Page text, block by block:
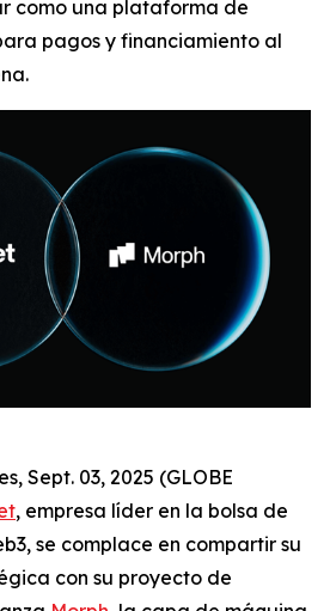
como una plataforma de
pagos y financiamiento al
Sept. 03, 2025 (GLOBE
, empresa líder en la bolsa de
se complace en compartir su
con su proyecto de